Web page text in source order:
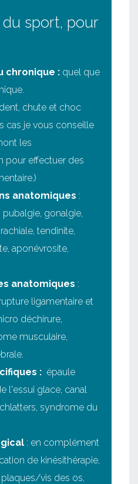
du sport, pour
chronique : quel que
chute et choc
cas je vous conseille
les
pour effectuer des
anatomiques :
pubalgie, gonalgie,
tendinite,
aponévrosite,
anatomiques :
ligamentaire et
déchirure,
musculaire,
: épaule
l'essui glace, canal
syndrome du
: en complément
de kinésithérapie,
vis des os,